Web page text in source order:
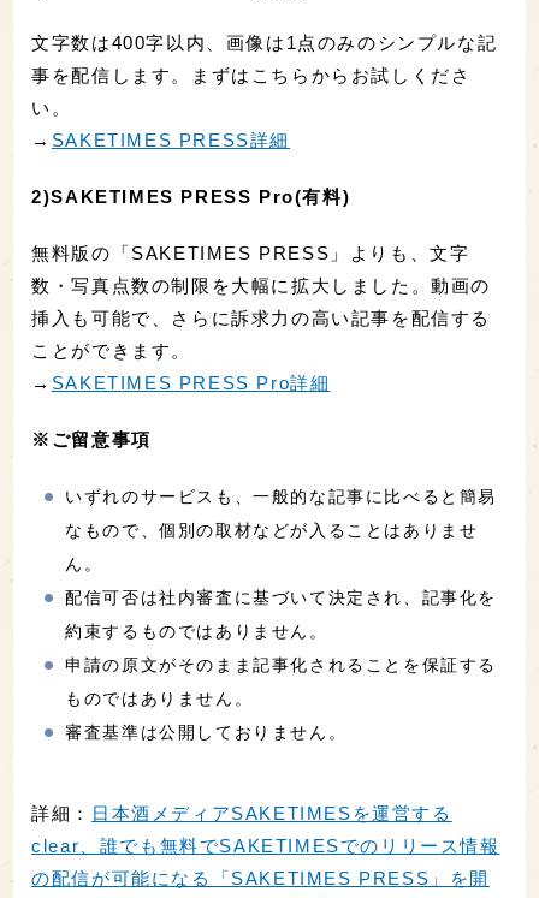
文字数は400字以内、画像は1点のみのシンプルな記
事を配信します。まずはこちらからお試しくださ
い。
→ SAKETIMES PRESS詳細
2)SAKETIMES PRESS Pro(有料)
無料版の「SAKETIMES PRESS」よりも、文字
数・写真点数の制限を大幅に拡大しました。動画の
挿入も可能で、さらに訴求力の高い記事を配信する
ことができます。
→ SAKETIMES PRESS Pro詳細
※ご留意事項
いずれのサービスも、一般的な記事に比べると簡易
なもので、個別の取材などが入ることはありませ
ん。
配信可否は社内審査に基づいて決定され、記事化を
約束するものではありません。
申請の原文がそのまま記事化されることを保証する
ものではありません。
審査基準は公開しておりません。
詳細：
日本酒メディアSAKETIMESを運営する
clear、誰でも無料でSAKETIMESでのリリース情報
の配信が可能になる「SAKETIMES PRESS」を開